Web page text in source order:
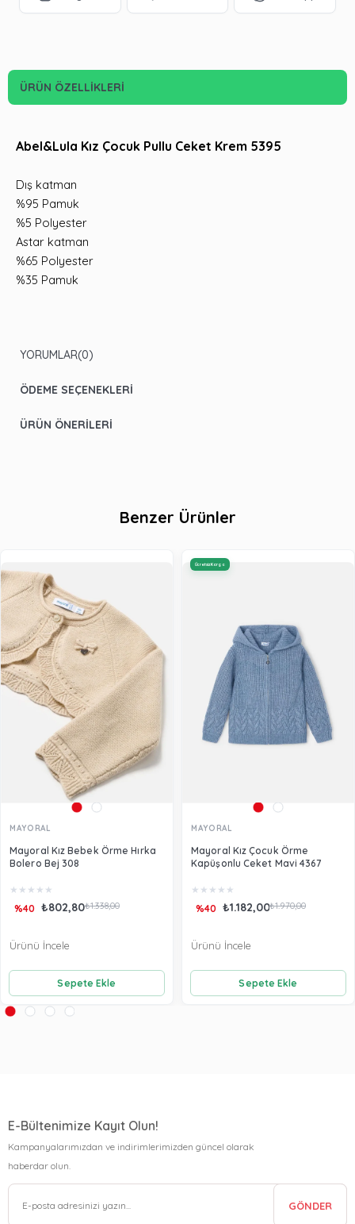
ÜRÜN ÖZELLIKLERI
Abel&Lula Kız Çocuk Pullu Ceket Krem 5395
Dış katman
%95 Pamuk
%5 Polyester
Astar katman
%65 Polyester
%35 Pamuk
YORUMLAR(0)
ÖDEME SEÇENEKLERI
ÜRÜN ÖNERILERI
Benzer Ürünler
MAYORAL
Mayoral Kız Bebek Örme Hırka
Bolero Bej 308
★ ★ ★ ★ ★
₺802,80₺1.338,00
%40
Sepete Ekle
Ürünü İncele
MAYORAL
Mayoral Kız Çocuk Örme
Kapüşonlu Ceket Mavi 4367
★ ★ ★ ★ ★
₺1.182,00₺1.970,00
%40
Sepete Ekle
Ürünü İncele
Ücretsiz Kargo
E-Bültenimize Kayıt Olun!
Kampanyalarımızdan ve indirimlerimizden güncel olarak
haberdar olun.
GÖNDER